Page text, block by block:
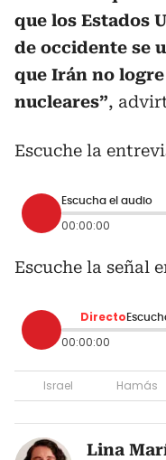
que los Estados
de occidente se
que Irán no
nucleares”,
Escuche la
Escucha el audio
00:00:00
Escuche la señal
Directo
00:00:00
Israel Hamás
Lina